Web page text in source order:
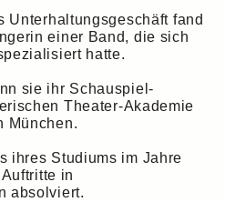
Unterhaltungsgeschäft fand
einer Band, die sich
hatte.
sie ihr Schauspiel-
Theater-Akademie
München.
ihres Studiums im Jahre
in
absolviert.